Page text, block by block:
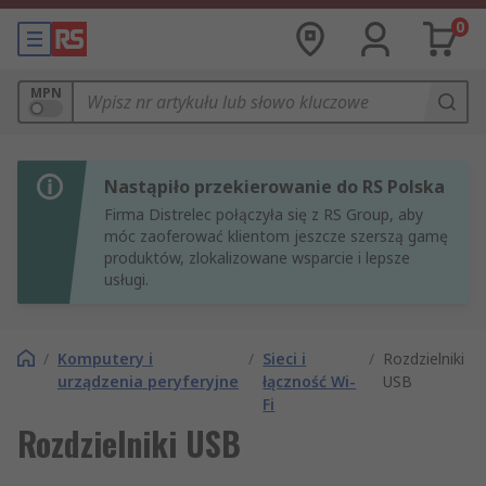
0
MPN
Nastąpiło przekierowanie do RS Polska
Firma Distrelec połączyła się z RS Group, aby
móc zaoferować klientom jeszcze szerszą gamę
produktów, zlokalizowane wsparcie i lepsze
usługi.
/ Komputery i
urządzenia peryferyjne
/ Sieci i
łączność Wi-
Fi
/ Rozdzielniki
USB
Rozdzielniki USB